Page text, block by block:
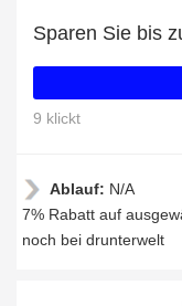
Sparen Sie bis
9 klickt
Ablauf: N/A
7% Rabatt auf
noch bei drunterwelt